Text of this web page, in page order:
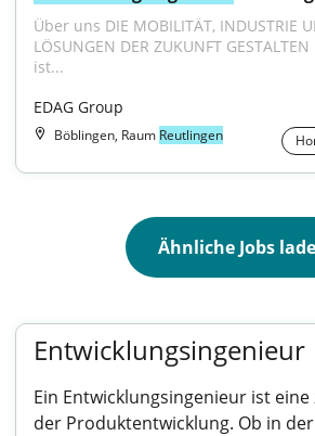
Über uns DIE MOBILITÄT, INDUSTRIE
LÖSUNGEN DER ZUKUNFT
ist...
EDAG Group
Böblingen, Raum Reutlingen
Ähnliche Jobs
Entwicklungsingenieur
Ein Entwicklungsingenieur ist
der Produktentwicklung. Ob in